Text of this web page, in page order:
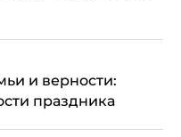
и верности:
праздника